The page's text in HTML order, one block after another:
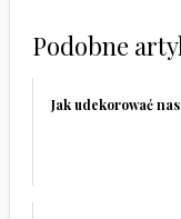
Podobne
Jak udekorować